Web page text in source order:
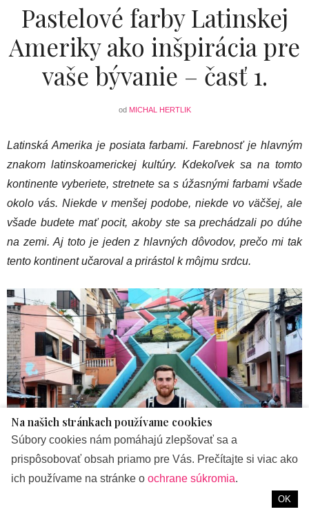
Pastelové farby Latinskej
Ameriky ako inšpirácia pre
vaše bývanie – časť 1.
od MICHAL HERTLIK
Latinská Amerika je posiata farbami. Farebnosť je hlavným
znakom latinskoamerickej kultúry. Kdekoľvek sa na tomto
kontinente vyberiete, stretnete sa s úžasnými farbami všade
okolo vás. Niekde v menšej podobe, niekde vo väčšej, ale
všade budete mať pocit, akoby ste sa prechádzali po dúhe
na zemi. Aj toto je jeden z hlavných dôvodov, prečo mi tak
tento kontinent učaroval a prirástol k môjmu srdcu.
Na našich stránkach používame cookies
Súbory cookies nám pomáhajú zlepšovať sa a
prispôsobovať obsah priamo pre Vás. Prečítajte si viac ako
ich používame na stránke o ochrane súkromia.
OK